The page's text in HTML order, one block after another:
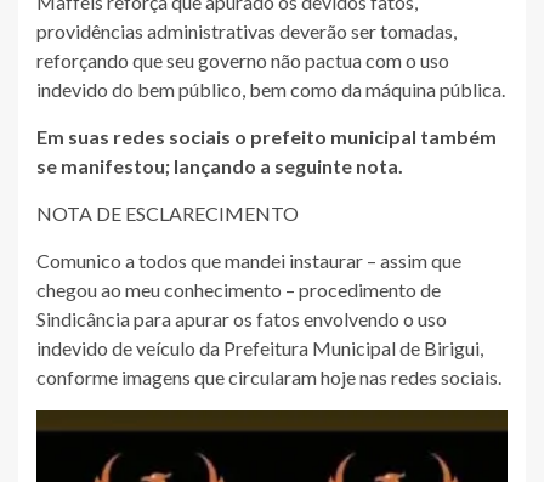
providências administrativas deverão ser tomadas,
reforçando que seu governo não pactua com o uso
indevido do bem público, bem como da máquina pública.
Em suas redes sociais o prefeito municipal também
se manifestou; lançando a seguinte nota.
NOTA DE ESCLARECIMENTO
Comunico a todos que mandei instaurar – assim que
chegou ao meu conhecimento – procedimento de
Sindicância para apurar os fatos envolvendo o uso
indevido de veículo da Prefeitura Municipal de Birigui,
conforme imagens que circularam hoje nas redes sociais.